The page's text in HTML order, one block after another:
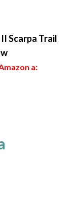
Scarpa Trail
a: